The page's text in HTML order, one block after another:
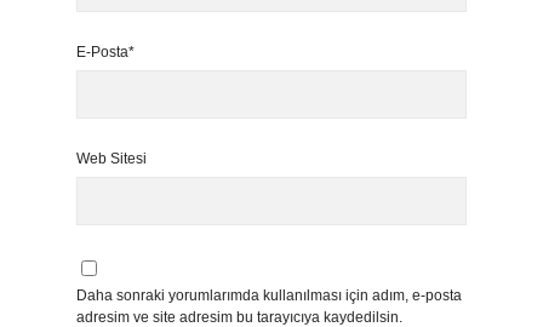
E-Posta*
Web Sitesi
Daha sonraki yorumlarımda kullanılması için adım, e-posta
adresim ve site adresim bu tarayıcıya kaydedilsin.